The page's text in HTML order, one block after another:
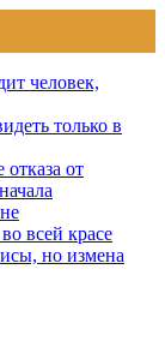
человек,
только в
отказа от
всей красе
но измена